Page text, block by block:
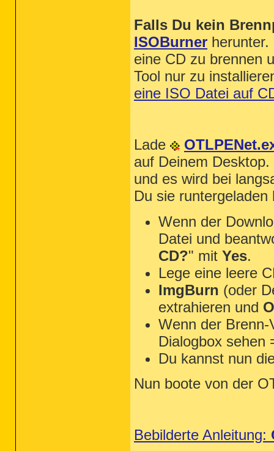
Falls Du kein
ISOBurner
eine CD zu brennen
Tool nur zu
eine ISO Datei auf
Lade
auf Deinem Desktop.
und es wird bei
Du sie runtergeladen
Wenn der
Datei und
CD?" mit Yes.
Lege eine leere
ImgBurn (oder
extrahieren und
Wenn der
Dialogbox sehen
Du kannst nun
Nun boote von der
Bebilderte Anleitung: